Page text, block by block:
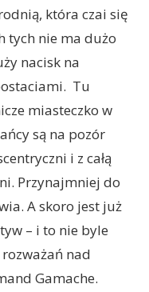
która czai się
tych nie ma dużo
nacisk na
Tu
miasteczko w
są na pozór
i z całą
Przynajmniej do
A skoro jest już
– i to nie byle
nad
Gamache.